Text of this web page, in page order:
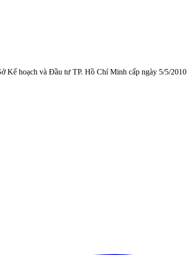
Kế hoạch và Đầu tư TP. Hồ Chí Minh cấp ngày 5/5/2010